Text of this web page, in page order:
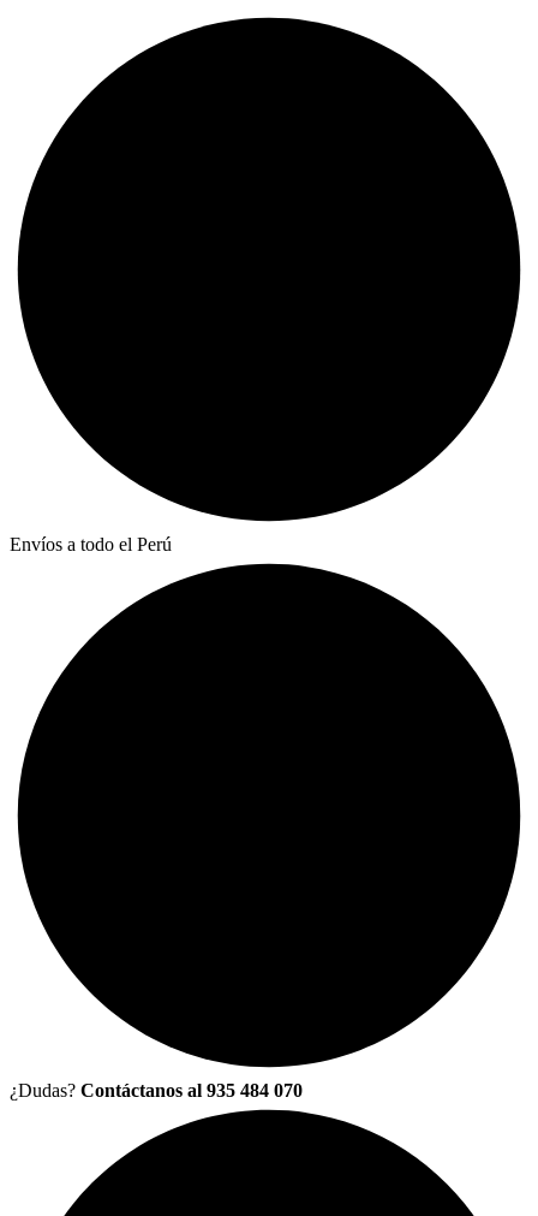
Envíos a todo el Perú
¿Dudas? Contáctanos al 935 484 070